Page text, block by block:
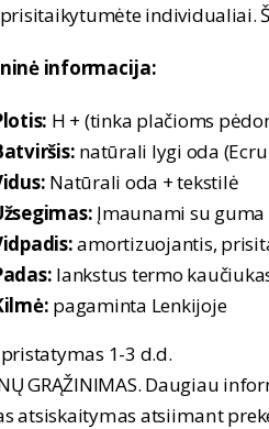
individualiai.
informacija:
H + (tinka plačioms
natūrali lygi oda
Natūrali oda + tekstilė
Įmaunami su guma
amortizuojantis,
lankstus termo
pagaminta Lenkijoje
1-3 d.d.
GRĄŽINIMAS. Daugiau
atsiskaitymas atsiimant